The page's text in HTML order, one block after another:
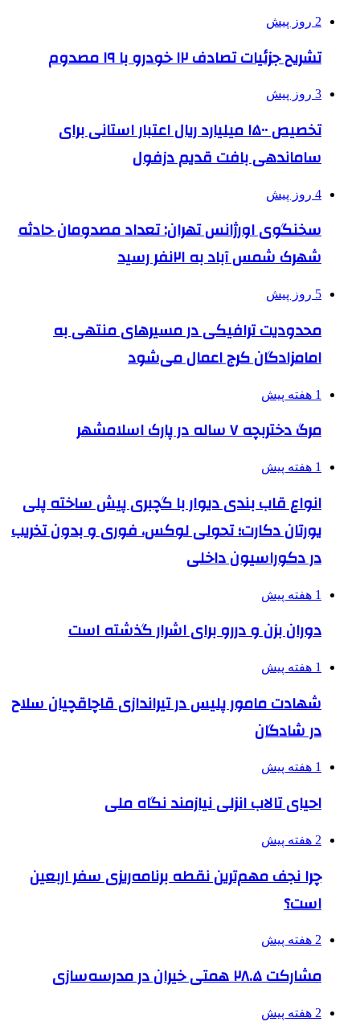
2 روز پیش
تشریح جزئیات تصادف ۱۲ خودرو با ۱۹ مصدوم
3 روز پیش
تخصیص ۱۵۰۰ میلیارد ریال اعتبار استانی برای
ساماندهی بافت قدیم دزفول
4 روز پیش
سخنگوی اورژانس تهران: تعداد مصدومان حادثه
شهرک شمس آباد به ۲۱نفر رسید
5 روز پیش
محدودیت ترافیکی در مسیرهای منتهی به
امامزادگان کرج اعمال می‌شود
1 هفته پیش
مرگ دختربچه ۷ ساله در پارک اسلامشهر
1 هفته پیش
انواع قاب بندی دیوار با گچبری پیش ساخته پلی
یورتان دکارت؛ تحولی لوکس، فوری و بدون تخریب
در دکوراسیون داخلی
1 هفته پیش
دوران بزن و دررو برای اشرار گذشته است
1 هفته پیش
شهادت مامور پلیس در تیراندازی قاچاقچیان سلاح
در شادگان
1 هفته پیش
احیای تالاب انزلی نیازمند نگاه ملی
2 هفته پیش
چرا نجف مهم‌ترین نقطه برنامه‌ریزی سفر اربعین
است؟
2 هفته پیش
مشارکت ۲۸.۵ همتی خیران در مدرسه‌سازی
2 هفته پیش